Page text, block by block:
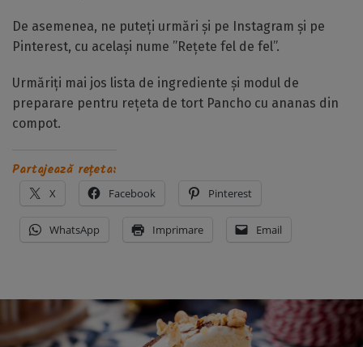
De asemenea, ne puteți urmări și pe Instagram și pe
Pinterest, cu același nume ”Rețete fel de fel”.
Urmăriți mai jos lista de ingrediente și modul de
preparare pentru rețeta de tort Pancho cu ananas din
compot.
Partajează rețeta:
X Facebook Pinterest
WhatsApp Imprimare Email